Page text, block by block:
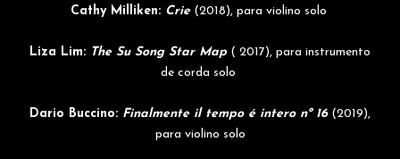
Cathy Milliken: Crie(2018), para violino solo
Liza Lim: The Su Song Star Map ( 2017), para instrumento
de corda solo
Dario Buccino: Finalmente il tempo é intero nº 16(2019),
para violino solo